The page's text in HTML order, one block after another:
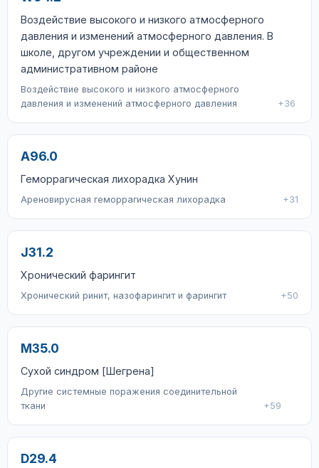
Воздействие высокого и низкого атмосферного
давления и изменений атмосферного давления. В
школе, другом учреждении и общественном
административном районе
Воздействие высокого и низкого атмосферного
давления и изменений атмосферного давления
+36
A96.0
Геморрагическая лихорадка Хунин
Ареновирусная геморрагическая лихорадка +31
J31.2
Хронический фарингит
Хронический ринит, назофарингит и фарингит +50
M35.0
Сухой синдром [Шегрена]
Другие системные поражения соединительной
ткани
+59
D29.4